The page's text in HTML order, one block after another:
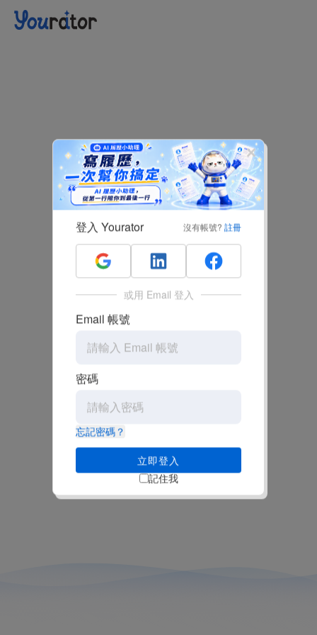
登入 Yourator 沒有帳號? 註冊
或用 Email 登入
Email 帳號
密碼
忘記密碼？
立即登入
記住我